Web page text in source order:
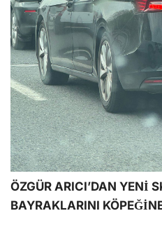
ÖZGÜR ARICI’DAN YENİ
BAYRAKLARINI